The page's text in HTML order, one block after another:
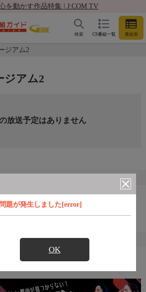
を動かす作品特集 | J:COM TV
CS番組一覧 番組表
検索
ジアム2
題が発生しました[error]
OK
ジアム2
放送予定はありません
すめ番組
報